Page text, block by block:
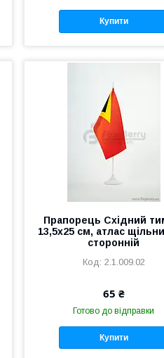
Купити
Прапорець Східний
13,5х25 см, атлас
сторонній
2.1.009.02
65 ₴
Готово до відправки
Купити